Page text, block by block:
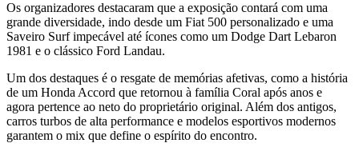
Os organizadores destacaram que a exposição contará com uma
grande diversidade, indo desde um Fiat 500 personalizado e uma
Saveiro Surf impecável até ícones como um Dodge Dart Lebaron
1981 e o clássico Ford Landau.
Um dos destaques é o resgate de memórias afetivas, como a história
de um Honda Accord que retornou à família Coral após anos e
agora pertence ao neto do proprietário original. Além dos antigos,
carros turbos de alta performance e modelos esportivos modernos
garantem o mix que define o espírito do encontro.